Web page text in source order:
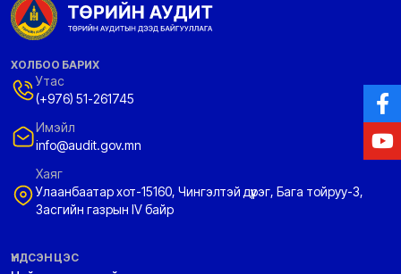
ХОЛБОО БАРИХ
Утас
(+976) 51-261745
Имэйл
info@audit.gov.mn
Хаяг
Улаанбаатар хот-15160, Чингэлтэй дүүрэг, Бага тойруу-3,
Засгийн газрын IV байр
ҮНДСЭН ЦЭС